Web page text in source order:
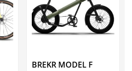
BREKR MODEL F